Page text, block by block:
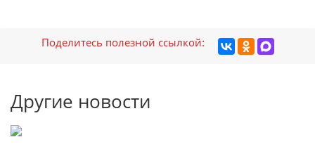
Поделитесь полезной ссылкой:
Другие новости